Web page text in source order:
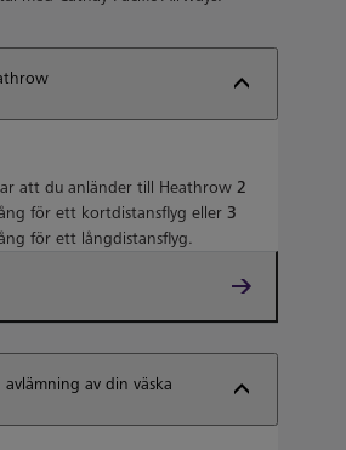
att du anländer till Heathrow 2
för ett kortdistansflyg eller 3
för ett långdistansflyg.
av din väska